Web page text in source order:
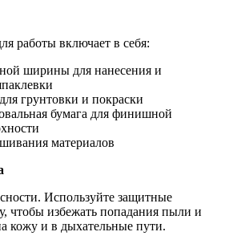
работы включает в себя:
ширины для нанесения и
грунтовки и покраски
бумага для финишной
материалов
Используйте защитные
чтобы избежать попадания пыли и
кожу и в дыхательные пути.